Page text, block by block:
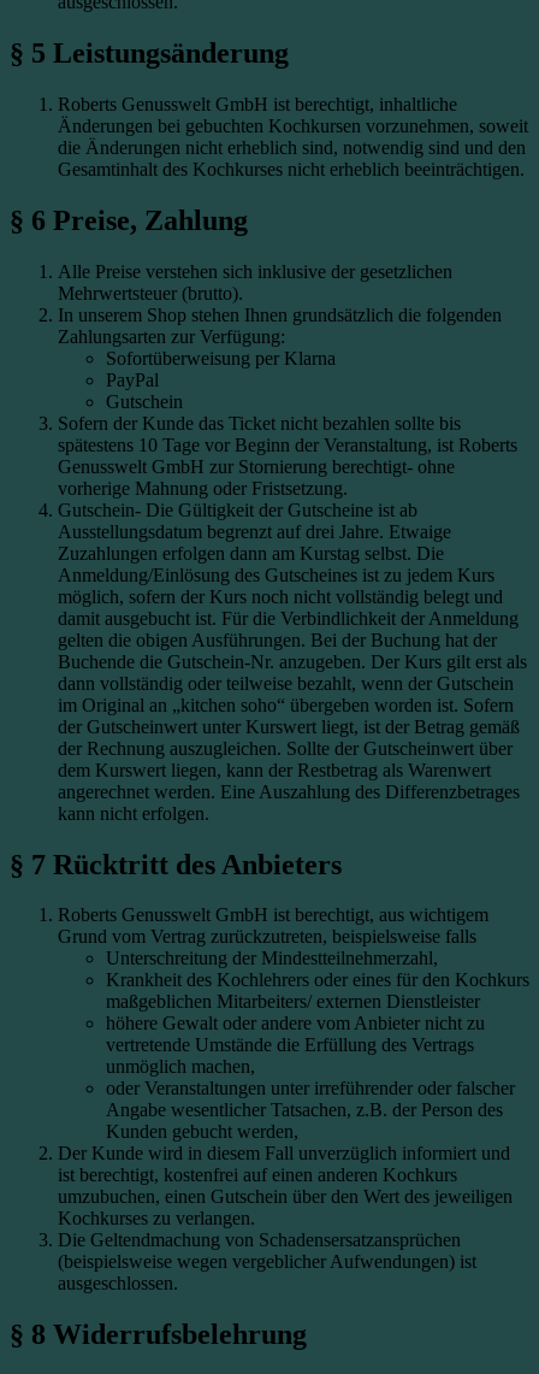
§ 5 Leistungsänderung
Roberts Genusswelt GmbH ist berechtigt, inhaltliche
Änderungen bei gebuchten Kochkursen vorzunehmen, soweit
die Änderungen nicht erheblich sind, notwendig sind und den
Gesamtinhalt des Kochkurses nicht erheblich beeinträchtigen.
§ 6 Preise, Zahlung
Alle Preise verstehen sich inklusive der gesetzlichen
Mehrwertsteuer (brutto).
In unserem Shop stehen Ihnen grundsätzlich die folgenden
Zahlungsarten zur Verfügung:
Sofortüberweisung per Klarna
PayPal
Gutschein
Sofern der Kunde das Ticket nicht bezahlen sollte bis
spätestens 10 Tage vor Beginn der Veranstaltung, ist Roberts
Genusswelt GmbH zur Stornierung berechtigt- ohne
vorherige Mahnung oder Fristsetzung.
Gutschein- Die Gültigkeit der Gutscheine ist ab
Ausstellungsdatum begrenzt auf drei Jahre. Etwaige
Zuzahlungen erfolgen dann am Kurstag selbst. Die
Anmeldung/Einlösung des Gutscheines ist zu jedem Kurs
möglich, sofern der Kurs noch nicht vollständig belegt und
damit ausgebucht ist. Für die Verbindlichkeit der Anmeldung
gelten die obigen Ausführungen. Bei der Buchung hat der
Buchende die Gutschein-Nr. anzugeben. Der Kurs gilt erst als
dann vollständig oder teilweise bezahlt, wenn der Gutschein
im Original an „kitchen soho“ übergeben worden ist. Sofern
der Gutscheinwert unter Kurswert liegt, ist der Betrag gemäß
der Rechnung auszugleichen. Sollte der Gutscheinwert über
dem Kurswert liegen, kann der Restbetrag als Warenwert
angerechnet werden. Eine Auszahlung des Differenzbetrages
kann nicht erfolgen.
§ 7 Rücktritt des Anbieters
Roberts Genusswelt GmbH ist berechtigt, aus wichtigem
Grund vom Vertrag zurückzutreten, beispielsweise falls
Unterschreitung der Mindestteilnehmerzahl,
Krankheit des Kochlehrers oder eines für den Kochkurs
maßgeblichen Mitarbeiters/ externen Dienstleister
höhere Gewalt oder andere vom Anbieter nicht zu
vertretende Umstände die Erfüllung des Vertrags
unmöglich machen,
oder Veranstaltungen unter irreführender oder falscher
Angabe wesentlicher Tatsachen, z.B. der Person des
Kunden gebucht werden,
Der Kunde wird in diesem Fall unverzüglich informiert und
ist berechtigt, kostenfrei auf einen anderen Kochkurs
umzubuchen, einen Gutschein über den Wert des jeweiligen
Kochkurses zu verlangen.
Die Geltendmachung von Schadensersatzansprüchen
(beispielsweise wegen vergeblicher Aufwendungen) ist
ausgeschlossen.
§ 8 Widerrufsbelehrung